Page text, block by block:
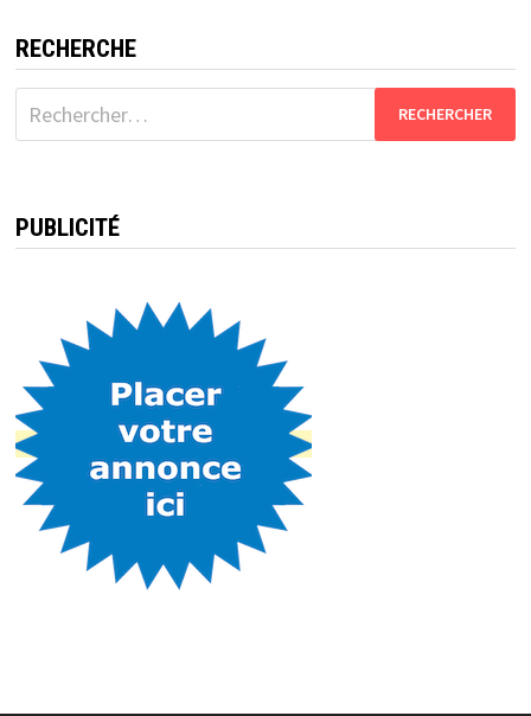
RECHERCHE
Rechercher :
PUBLICITÉ